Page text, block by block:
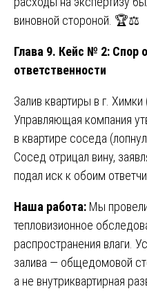
виновной стороной. 🏆⚖️
Глава 9. Кейс № 2: Спор
ответственности
Залив квартиры в г.
Управляющая компания
в квартире соседа
Сосед отрицал вину,
подал иск к обоим
Наша работа: Мы
тепловизионное
распространения влаги.
залива — общедомовой
а не внутриквартирная